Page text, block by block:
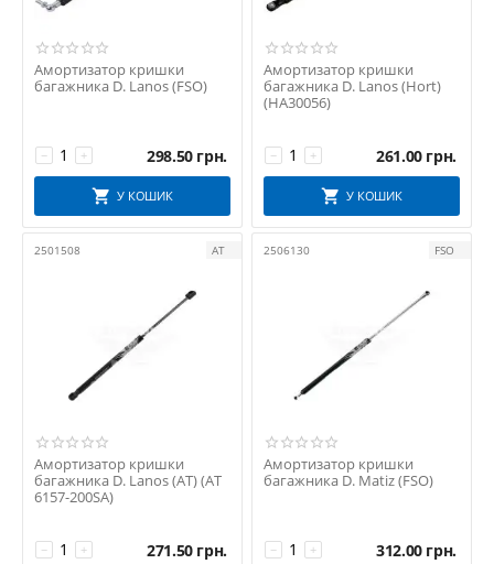
Safeglass
SHIN KUM
Starklips
STARLINE
TEMPEST
TYC
АвтоРемКомплект
Дорожня Карта
КНР
НАЧАЛО
СНД
Амортизатор кришки
багажника D. Lanos (FSO)
+
− 298.50 грн.
У КОШИК
Амортизатор кришки
багажника D. Lanos (Hort)
(HA30056)
+
− 261.00 грн.
У КОШИК
2501508 АТ
Амортизатор кришки
багажника D. Lanos (АТ) (AT
6157-200SA)
+
− 271.50 грн.
2506130 FSO
Амортизатор кришки
багажника D. Matiz (FSO)
+
− 312.00 грн.